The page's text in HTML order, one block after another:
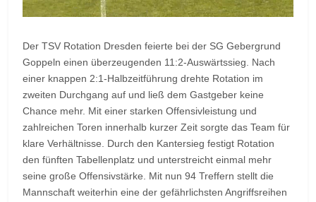
Der TSV Rotation Dresden feierte bei der SG Gebergrund
Goppeln einen überzeugenden 11:2-Auswärtssieg. Nach
einer knappen 2:1-Halbzeitführung drehte Rotation im
zweiten Durchgang auf und ließ dem Gastgeber keine
Chance mehr. Mit einer starken Offensivleistung und
zahlreichen Toren innerhalb kurzer Zeit sorgte das Team für
klare Verhältnisse. Durch den Kantersieg festigt Rotation
den fünften Tabellenplatz und unterstreicht einmal mehr
seine große Offensivstärke. Mit nun 94 Treffern stellt die
Mannschaft weiterhin eine der gefährlichsten Angriffsreihen